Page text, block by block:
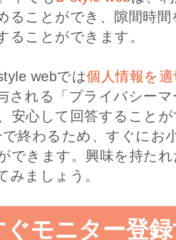
ることができ、隙間時
ることができます。
webでは個人情報を
される「プライバシー
安心して回答すること
終わるため、すぐにお
できます。興味を持た
みましょう。
ぐモニター登